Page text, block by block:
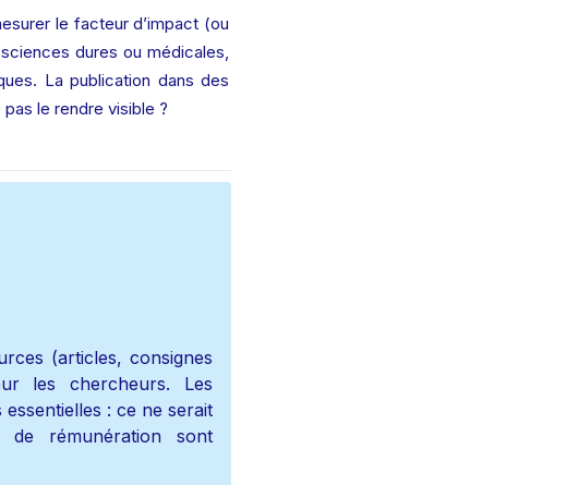
le facteur d’impact (ou
dures ou médicales,
La publication dans des
le rendre visible ?
(articles, consignes
les chercheurs. Les
: ce ne serait
de rémunération sont